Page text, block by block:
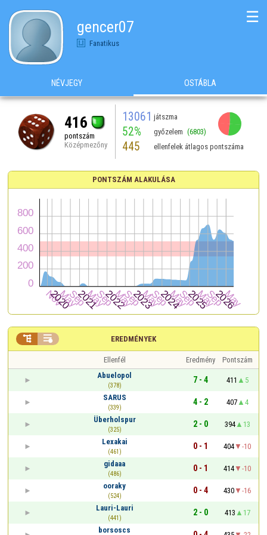
gencer07
Fanatikus
☰
NÉVJEGY OSTÁBLA
416
pontszám
Középmezőny
13061 játszma
52% győzelem (6803)
445 ellenfelek átlagos pontszáma
PONTSZÁM ALAKULÁSA
EREDMÉNYEK
 
Ellenfél Eredmény
Pontszám
Abuelopol
(378)
7 - 4 411
5
SARUS
(339)
4 - 2 407
4
Überholspur
(325)
2 - 0 394
13
Lexakai
(461)
0 - 1 404
-10
gidaaa
(486)
0 - 1 414
-10
ooraky
(524)
0 - 4 430
-16
Lauri-Lauri
(441)
2 - 0 413
17
borsoscs